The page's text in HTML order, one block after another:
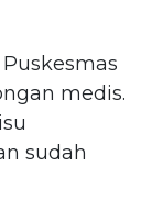
medis.
sudah